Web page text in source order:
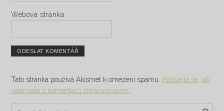
Webová stránka
Tato stránka používá Akismet k omezení spamu.
Podívejte se, jak
vaše data z komentářů zpracováváme.